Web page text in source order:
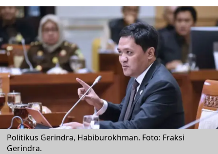
Politikus Gerindra, Habiburokhman. Foto: Fraksi
Gerindra.